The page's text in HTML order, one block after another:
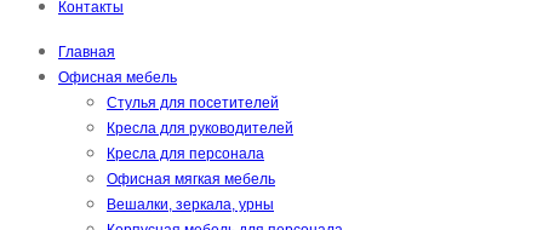
Контакты
Главная
Офисная мебель
Стулья для посетителей
Кресла для руководителей
Кресла для персонала
Офисная мягкая мебель
Вешалки, зеркала, урны